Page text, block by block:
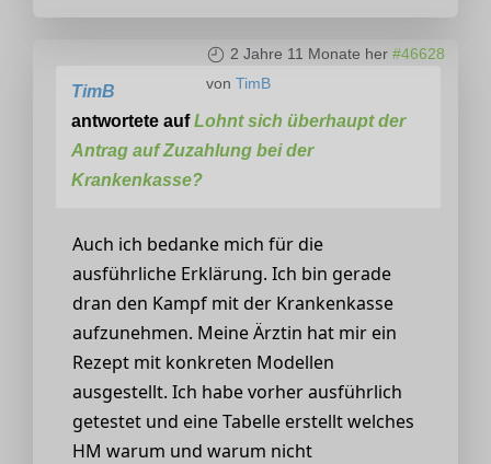
2 Jahre 11 Monate her #46628
von TimB
TimB
antwortete aufLohnt sich überhaupt der
Antrag auf Zuzahlung bei der
Krankenkasse?
Auch ich bedanke mich für die
ausführliche Erklärung. Ich bin gerade
dran den Kampf mit der Krankenkasse
aufzunehmen. Meine Ärztin hat mir ein
Rezept mit konkreten Modellen
ausgestellt. Ich habe vorher ausführlich
getestet und eine Tabelle erstellt welches
HM warum und warum nicht